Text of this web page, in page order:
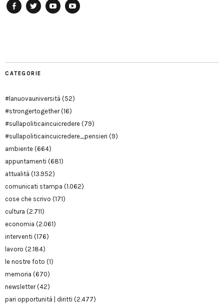
CATEGORIE
#lanuovauniversità (52)
#strongertogether(16)
#sullapoliticaincuicredere (79)
#sullapoliticaincuicredere_pensieri (9)
ambiente (664)
appuntamenti (681)
attualità (13.952)
comunicati stampa (1.062)
cose che scrivo (171)
cultura (2.711)
economia (2.061)
interventi (176)
lavoro (2.184)
le nostre foto (1)
memoria (670)
newsletter(42)
pari opportunità | diritti (2.477)